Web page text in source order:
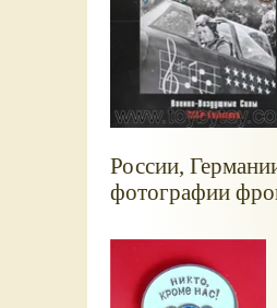
России,
фотографии